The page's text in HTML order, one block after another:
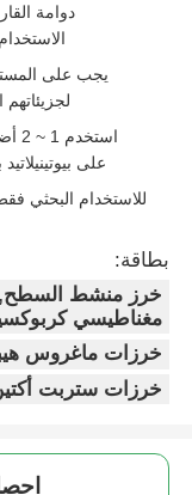
دوامة
يجب على
لجزيئاتهم
على
للاستخدام البحثي
بطاقة:
خرز منشط
مغناطيسي
خرزات ماغروس
خرزات ستربت أكتين 37